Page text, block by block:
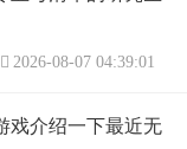
2026-08-07 04:39:01
戏介绍一下最近无